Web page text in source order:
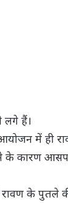
लगे हैं।
में ही
के कारण
के पुतले